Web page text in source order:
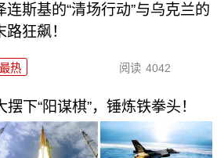
连斯基的“清场行动”与乌克兰的
路狂飙！
最热 阅读 4042
下“阳谋棋”，锤炼铁拳头！